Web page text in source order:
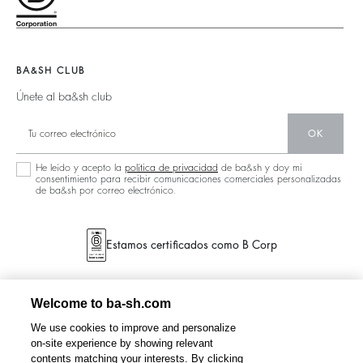
Bolsos Teddy
Bolsos
Joyas
125 Et Après
BA&SH CLUB
Únete al ba&sh club
OK
He leído y acepto la política de privacidad de ba&sh y doy mi
consentimiento para recibir comunicaciones comerciales personalizadas
de ba&sh por correo electrónico.
Estamos certificados como B Corp
Welcome to ba-sh.com
We use cookies to improve and personalize
on-site experience by showing relevant
contents matching your interests. By clicking